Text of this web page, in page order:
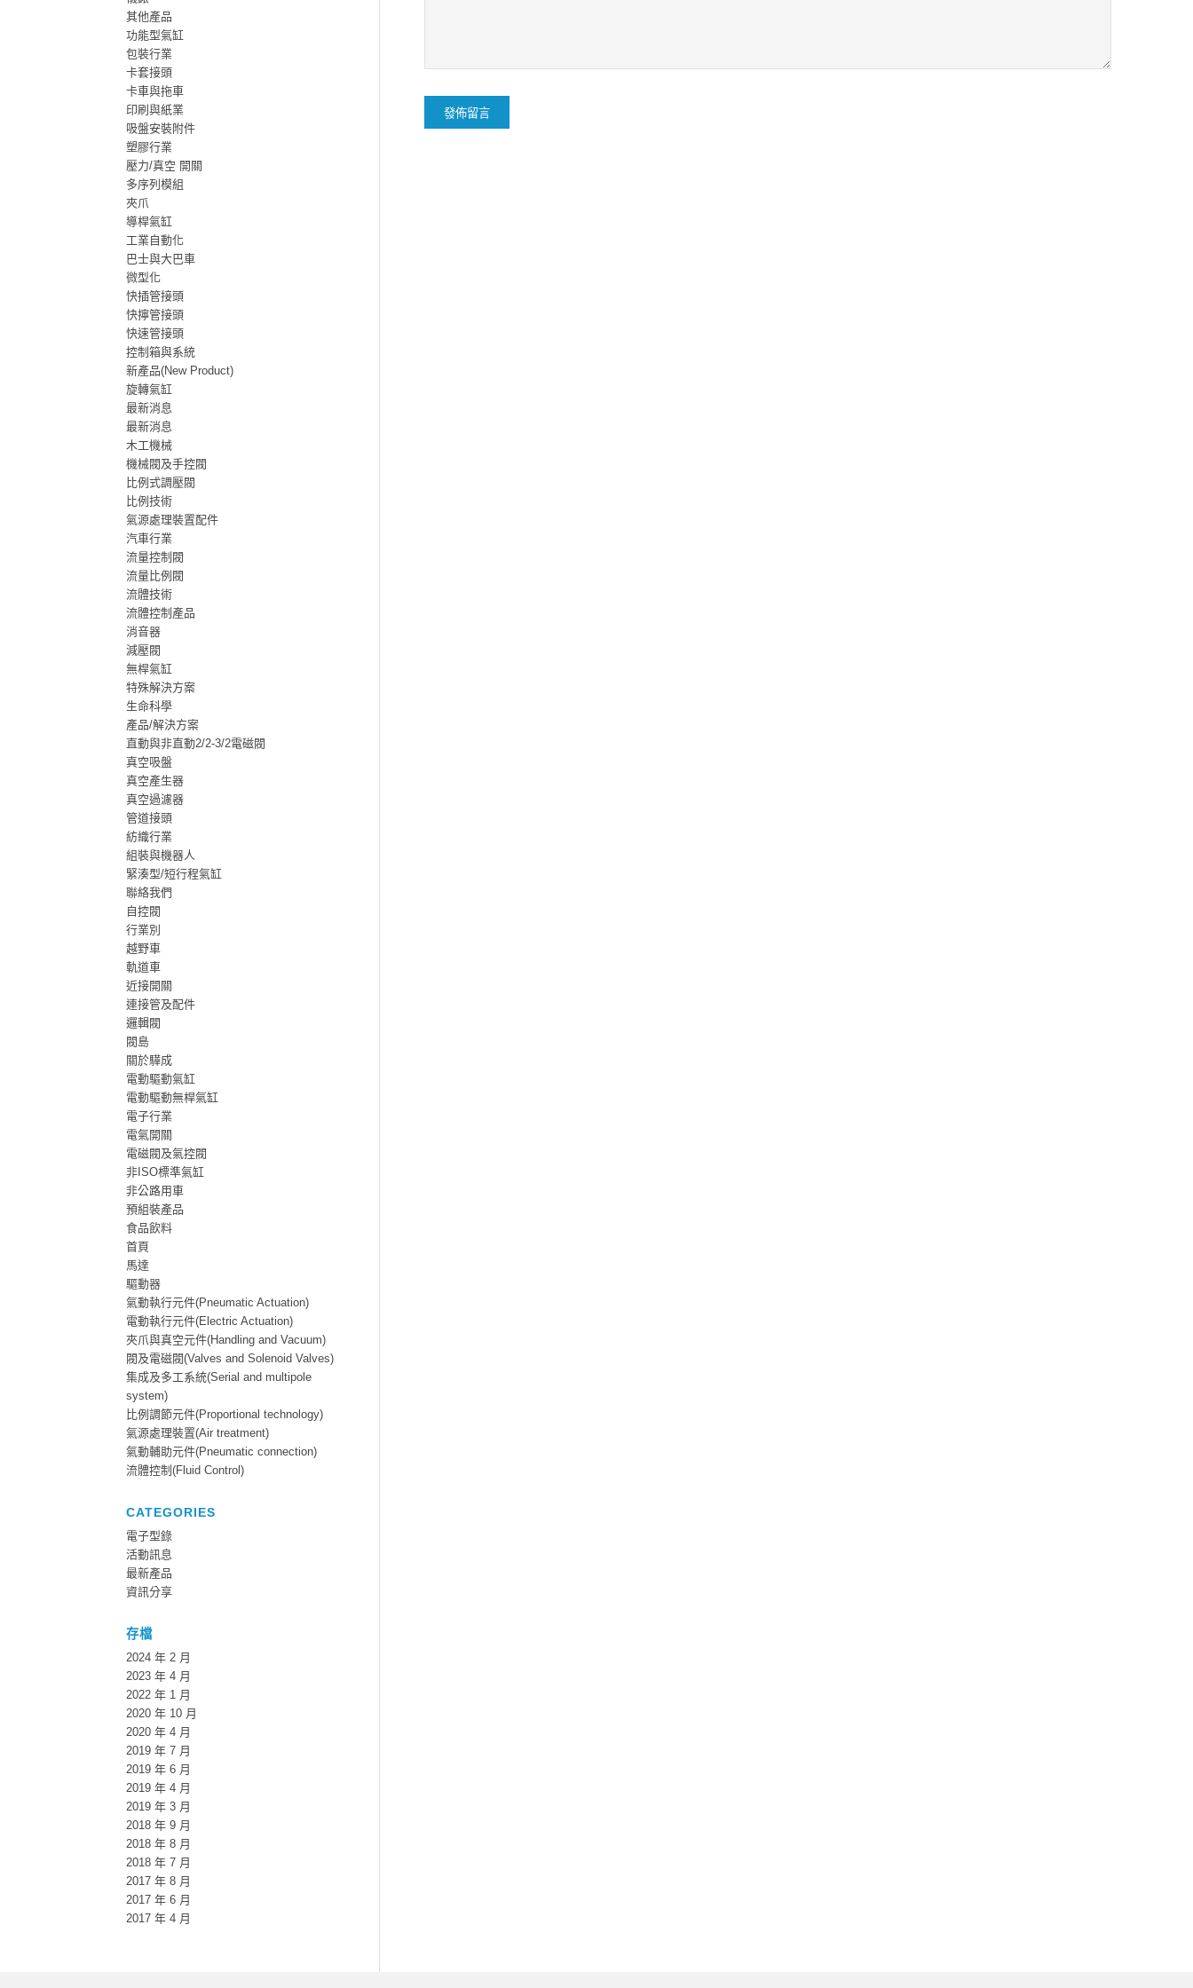
其他產品
功能型氣缸
包裝行業
卡套接頭
卡車與拖車
印刷與紙業
吸盤安裝附件
塑膠行業
壓力/真空 開關
多序列模組
夾爪
導桿氣缸
工業自動化
巴士與大巴車
微型化
快插管接頭
快擰管接頭
快速管接頭
控制箱與系統
新產品(New Product)
旋轉氣缸
最新消息
最新消息
木工機械
機械閥及手控閥
比例式調壓閥
比例技術
氣源處理裝置配件
汽車行業
流量控制閥
流量比例閥
流體技術
流體控制產品
消音器
減壓閥
無桿氣缸
特殊解決方案
生命科學
產品/解決方案
直動與非直動2/2-3/2電磁閥
真空吸盤
真空產生器
真空過濾器
管道接頭
紡織行業
組裝與機器人
緊湊型/短行程氣缸
聯絡我們
自控閥
行業別
越野車
軌道車
近接開關
連接管及配件
邏輯閥
閥島
關於驊成
電動驅動氣缸
電動驅動無桿氣缸
電子行業
電氣開關
電磁閥及氣控閥
非ISO標準氣缸
非公路用車
預組裝產品
食品飲料
首頁
馬達
驅動器
氣動執行元件(Pneumatic Actuation)
電動執行元件(Electric Actuation)
夾爪與真空元件(Handling and Vacuum)
閥及電磁閥(Valves and Solenoid Valves)
集成及多工系統(Serial and multipole
system)
比例調節元件(Proportional technology)
氣源處理裝置(Air treatment)
氣動輔助元件(Pneumatic connection)
流體控制(Fluid Control)
CATEGORIES
電子型錄
活動訊息
最新產品
資訊分享
存檔
2024 年 2 月
2023 年 4 月
2022 年 1 月
2020 年 10 月
2020 年 4 月
2019 年 7 月
2019 年 6 月
2019 年 4 月
2019 年 3 月
2018 年 9 月
2018 年 8 月
2018 年 7 月
2017 年 8 月
2017 年 6 月
2017 年 4 月